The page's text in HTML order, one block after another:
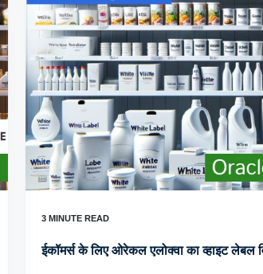
ईकॉमर्स के लिए ओरेकल एलोक्वा का व्हाइट लेबल